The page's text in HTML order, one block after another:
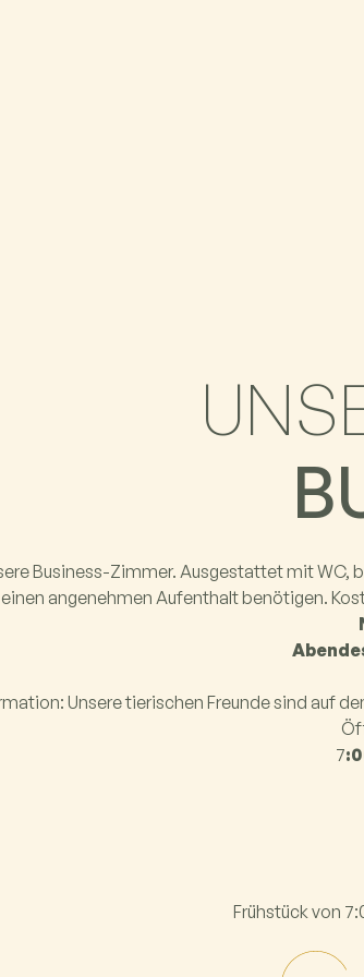
Business-Zimmer. Ausgestattet mit WC,
einen angenehmen Aufenthalt benötigen.
Unsere tierischen Freunde sind auf
7
Frühstück von